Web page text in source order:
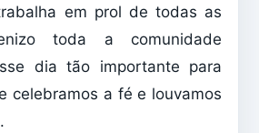
em prol de todas as
toda a comunidade
dia tão importante para
celebramos a fé e louvamos